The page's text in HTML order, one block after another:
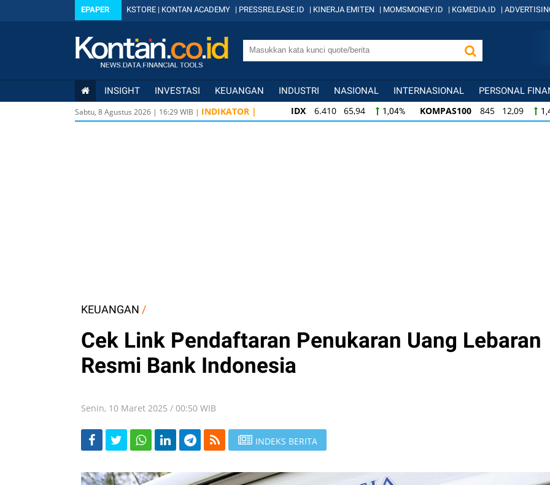
EPAPER KSTORE | KONTAN ACADEMY | PRESSRELEASE.ID | KINERJA EMITEN | MOMSMONEY.ID | KGMEDIA.ID |
INSIGHT INVESTASI KEUANGAN INDUSTRI NASIONAL INTERNASIONAL PERSONAL
Sabtu, 8 Agustus 2026 | 16:29WIB | INDIKATOR | IDX 6.410 65,94 1,04% KOMPAS100 845 12,09
KOMPAS100 845 12,09 1,45% LQ45 640 9,44
KEUANGAN /
Cek Link Pendaftaran Penukaran Uang Lebaran
Resmi Bank Indonesia
Senin, 10 Maret 2025 / 00:50 WIB
INDEKS BERITA